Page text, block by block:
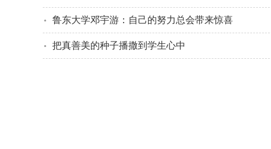
鲁东大学邓宇游：自己的努力总会带来惊喜
把真善美的种子播撒到学生心中